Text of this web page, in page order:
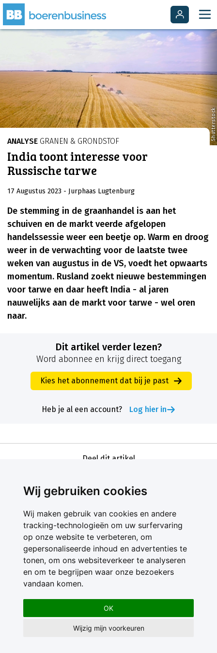
Wij gebruiken cookies
Wij maken gebruik van cookies en andere
tracking-technologieën om uw surfervaring
op onze website te verbeteren, om
gepersonaliseerde inhoud en advertenties te
tonen, om ons websiteverkeer te analyseren
en om te begrijpen waar onze bezoekers
vandaan komen.
OK
Wijzig mijn voorkeuren
Shutterstock
ANALYSE GRANEN & GRONDSTOF
India toont interesse voor
Russische tarwe
17 Augustus 2023 - Jurphaas Lugtenburg
De stemming in de graanhandel is aan het
schuiven en de markt veerde afgelopen
handelssessie weer een beetje op. Warm en droog
weer in de verwachting voor de laatste twee
weken van augustus in de VS, voedt het opwaarts
momentum. Rusland zoekt nieuwe bestemmingen
voor tarwe en daar heeft India - al jaren
nauwelijks aan de markt voor tarwe - wel oren
naar.
Dit artikel verder lezen?
Word abonnee en krijg direct toegang
Kies het abonnement dat bij je past
Heb je al een account? Log hier in
Deel dit artikel
Contact
Feedback
Nieuwsbrief
Adverteren
Gebruikersvoorwaarden
Privacy Statement